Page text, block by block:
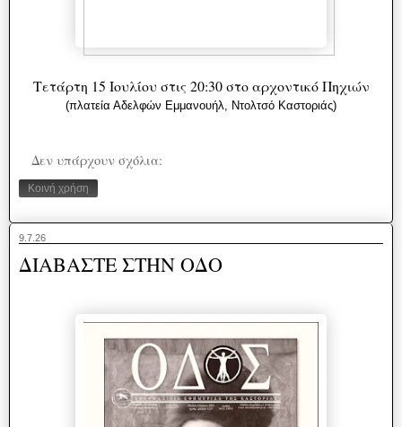
Τετάρτη 15 Ιουλίου στις 20:30 στο αρχοντικό Πηχιών
(πλατεία Αδελφών Εμμανουήλ, Ντολτσό Καστοριάς)
Δεν υπάρχουν σχόλια:
Κοινή χρήση
9.7.26
ΔΙΑΒΑΣΤΕ ΣΤΗΝ ΟΔΟ